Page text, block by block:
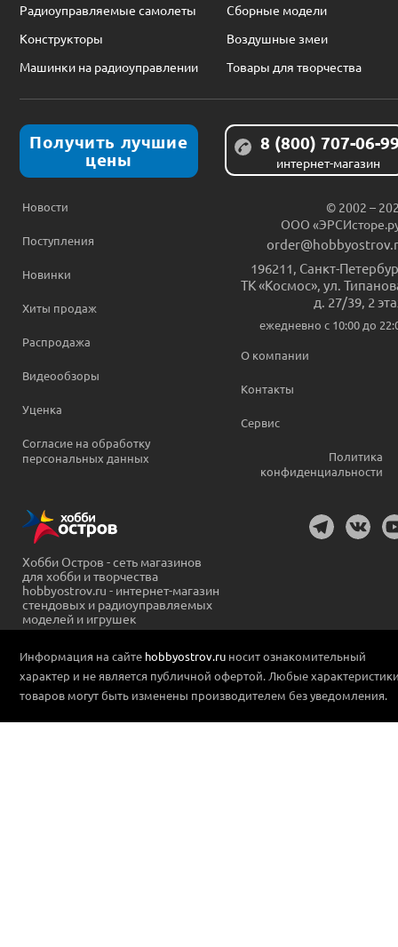
Радиоуправляемые самолеты
Сборные модели
Конструкторы
Воздушные змеи
Машинки на радиоуправлении
Товары для творчества
Получить лучшие
цены
8 (800) 707-06-
интернет-магазин
Новости
Поступления
Новинки
Хиты продаж
Распродажа
Видеообзоры
Уценка
Согласие на обработку
персональных данных
© 2002 –
ООО
196211, Санкт-
ТК «Космос», ул.
д. 27/39, 2
ежедневно c 10:00 до
О компании
Контакты
Сервис
Политика
конфиденциальности
Хобби Остров - сеть магазинов
для хобби и творчества
hobbyostrov.ru - интернет-магазин
стендовых и радиоуправляемых
моделей и игрушек
Информация на сайте hobbyostrov.ru носит ознакомительный
характер и не является публичной офертой. Любые
товаров могут быть изменены производителем без уведомления.